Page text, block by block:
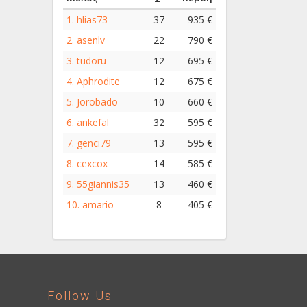
1. hlias73 37
935 €
2. asenlv 22
790 €
3.tudoru 12
695 €
4. Aphrodite 12
675 €
5. Jorobado 10
660 €
6. ankefal 32
595 €
7. genci79 13
595 €
8. cexcox 14
585 €
9. 55giannis35 13
460 €
10. amario 8 405 €
Follow Us